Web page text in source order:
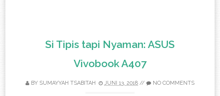
Si Tipis tapi Nyaman: ASUS
Vivobook A407
BY SUMAYYAH TSABITAH JUNI 13, 2018 // NO COMMENTS